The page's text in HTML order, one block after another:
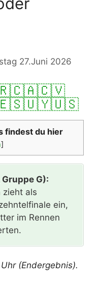
27.Juni 2026
🇨🇦🇨🇻
🇺🇾🇺🇸
findest du hier
]
G):
zieht als
ein,
im Rennen
(Endergebnis).